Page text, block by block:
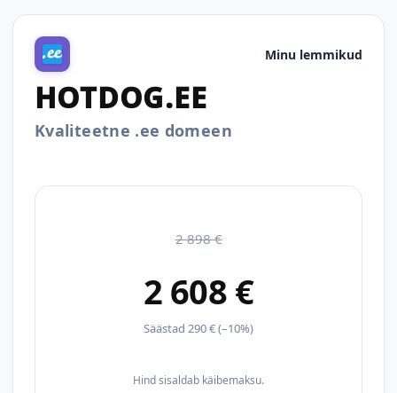
Minu lemmikud
HOTDOG.EE
Kvaliteetne .ee domeen
2 898 €
2 608 €
Säästad 290 € (–10%)
Hind sisaldab käibemaksu.